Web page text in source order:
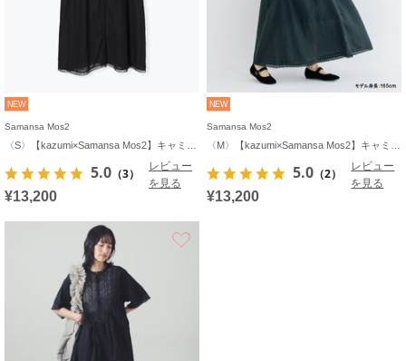
NEW
Samansa Mos2
5.0 （3）
レビュー
を見る
¥13,200
NEW
Samansa Mos2
5.0 （2）
レビュー
を見る
¥13,200